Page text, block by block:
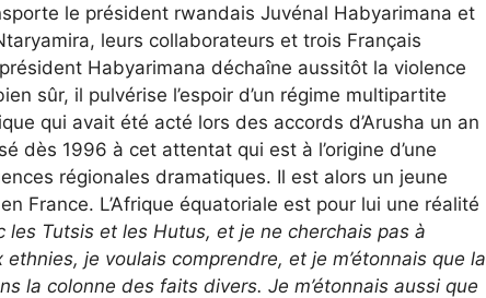
le président rwandais Juvénal Habyarimana et
leurs collaborateurs et trois Français
Habyarimana déchaîne aussitôt la violence
sûr, il pulvérise l’espoir d’un régime multipartite
qui avait été acté lors des accords d’Arusha un an
dès 1996 à cet attentat qui est à l’origine d’une
régionales dramatiques. Il est alors un jeune
France. L’Afrique équatoriale est pour lui une réalité
les Tutsis et les Hutus, et je ne cherchais pas à
ethnies, je voulais comprendre, et je m’étonnais que la
la colonne des faits divers. Je m’étonnais aussi que